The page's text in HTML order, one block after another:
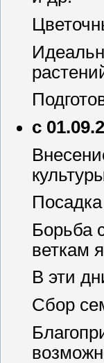
с
Борьба
веткам
В эти
Сбор